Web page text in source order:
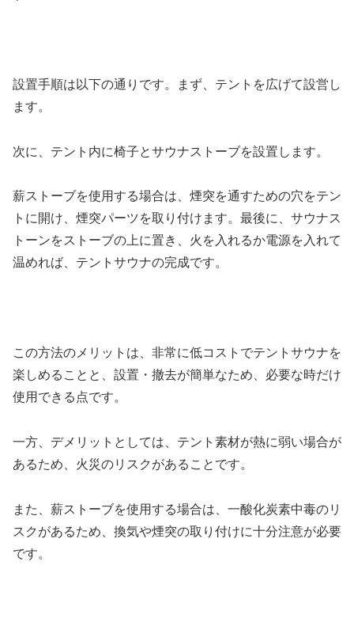
設置手順は以下の通りです。まず、テントを広げて設営し
ます。
次に、テント内に椅子とサウナストーブを設置します。
薪ストーブを使用する場合は、煙突を通すための穴をテン
トに開け、煙突パーツを取り付けます。最後に、サウナス
トーンをストーブの上に置き、火を入れるか電源を入れて
温めれば、テントサウナの完成です。
この方法のメリットは、非常に低コストでテントサウナを
楽しめることと、設置・撤去が簡単なため、必要な時だけ
使用できる点です。
一方、デメリットとしては、テント素材が熱に弱い場合が
あるため、火災のリスクがあることです。
また、薪ストーブを使用する場合は、一酸化炭素中毒のリ
スクがあるため、換気や煙突の取り付けに十分注意が必要
です。